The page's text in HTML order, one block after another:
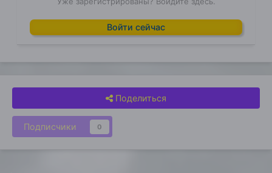
Войти сейчас
Поделиться
Подписчики 0